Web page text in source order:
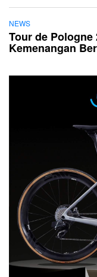
NEWS
Tour de Pologne
Kemenangan